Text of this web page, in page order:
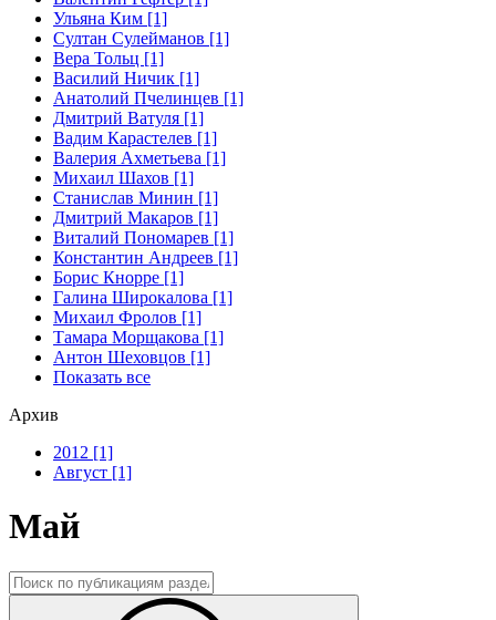
Ульяна Ким [1]
Султан Сулейманов [1]
Верa Тольц [1]
Василий Ничик [1]
Анатолий Пчелинцев [1]
Дмитрий Ватуля [1]
Вадим Карастелев [1]
Валерия Ахметьева [1]
Михаил Шахов [1]
Станислав Минин [1]
Дмитрий Макаров [1]
Виталий Пономарев [1]
Константин Андреев [1]
Борис Кнорре [1]
Галина Широкалова [1]
Михаил Фролов [1]
Тамара Морщакова [1]
Антон Шеховцов [1]
Показать все
Архив
2012 [1]
Август [1]
Май